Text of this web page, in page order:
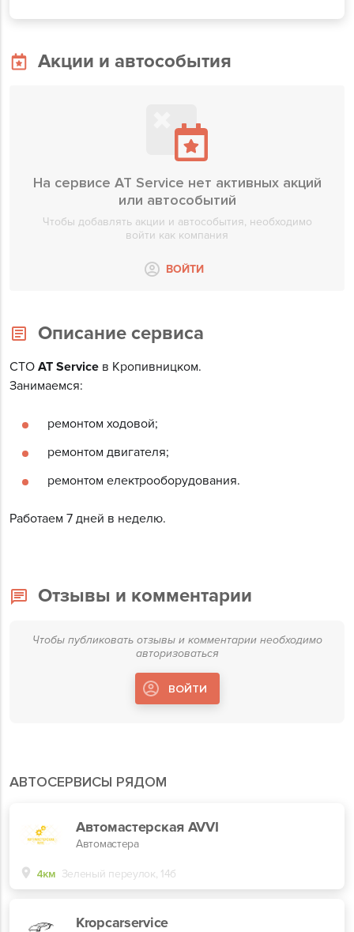
Акции и автособытия
На сервисе AT Service нет активных акций
или автособытий
Чтобы добавлять акции и автособытия, необходимо
войти как компания
ВОЙТИ
Описание сервиса
СТО AT Service в Кропивницком.
Занимаемся:
ремонтом ходовой;
ремонтом двигателя;
ремонтом електрооборудования.
Работаем 7 дней в неделю.
АВТОСЕРВИСЫ РЯДОМ
Автомастерская AVVI
Автомастера
4км Зеленый переулок, 14б
Kropcarservice
Отзывы и комментарии
Чтобы публиковать отзывы и комментарии необходимо
авторизоваться
ВОЙТИ